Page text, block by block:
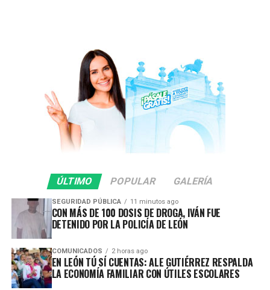
condiciones que representan un riesgo para quienes
conducen y para las personas que transitan por la vía
Estos operativos tienen como principal objetivo
prevenir hechos de tránsito con consecuencias fatales,
inhibir conductas de riesgo y garantizar que las
vialidades sean espacios seguros para todas y todos.
En lo que va del 2026 se ha infraccionado a 442
vehículos por participar en arrancones.
Gracias a la oportuna denuncia ciudadana y a la rápida
respuesta de las corporaciones de seguridad, durante
esta intervención se previnieron accidentes y se evitó
que estas conductas representaran un mayor peligro
para la ciudadanía.
ÚLTIMO POPULAR GALERÍA
SEGURIDAD PÚBLICA 11 minutos ago
CON MÁS DE 100 DOSIS DE DROGA, IVÁN FUE
DETENIDO POR LA POLICÍA DE LEÓN
COMUNICADOS 2 horas ago
EN LEÓN TÚ SÍ CUENTAS: ALE GUTIÉRREZ RESPALDA
LA ECONOMÍA FAMILIAR CON ÚTILES ESCOLARES